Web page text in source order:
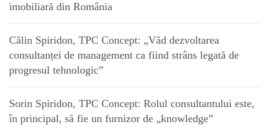
imobiliară din România
Călin Spiridon, TPC Concept: „Văd dezvoltarea
consultanței de management ca fiind strâns legată de
progresul tehnologic”
Sorin Spiridon, TPC Concept: Rolul consultantului este,
în principal, să fie un furnizor de „knowledge”